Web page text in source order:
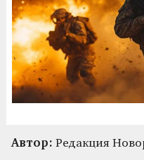
Автор: Редакция